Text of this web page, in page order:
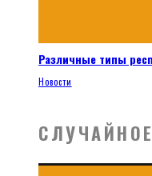
Различные типы
Новости
СЛУЧАЙНОЕ